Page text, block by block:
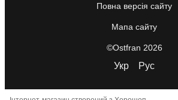
Повна версія сайту
Мапа сайту
©Ostfran 2026
Укр Рус